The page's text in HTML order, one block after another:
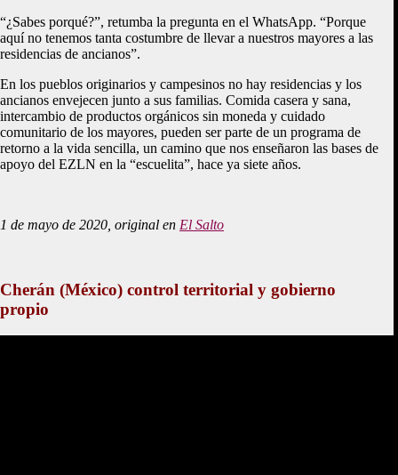
“¿Sabes porqué?”, retumba la pregunta en el WhatsApp. “Porque
aquí no tenemos tanta costumbre de llevar a nuestros mayores a las
residencias de ancianos”.
En los pueblos originarios y campesinos no hay residencias y los
ancianos envejecen junto a sus familias. Comida casera y sana,
intercambio de productos orgánicos sin moneda y cuidado
comunitario de los mayores, pueden ser parte de un programa de
retorno a la vida sencilla, un camino que nos enseñaron las bases de
apoyo del EZLN en la “escuelita”, hace ya siete años.
1 de mayo de 2020, original en El Salto
Cherán (México) control territorial y gobierno
propio